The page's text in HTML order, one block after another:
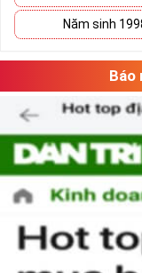
Năm sinh
Báo